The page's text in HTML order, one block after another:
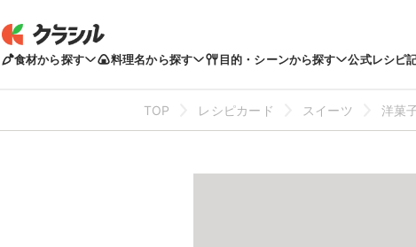
食材から探す 料理名から探す 目的・シーンから探す 公式レシピ
TOP レシピカード スイーツ 洋菓